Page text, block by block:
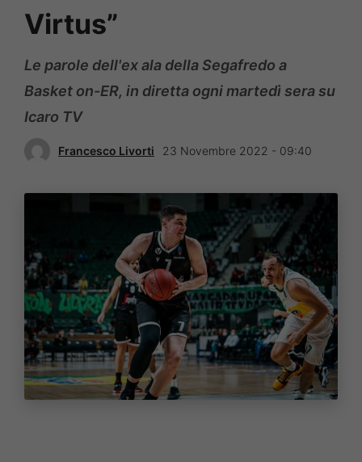
Virtus”
Le parole dell'ex ala della Segafredo a
Basket on-ER, in diretta ogni martedì sera su
Icaro TV
Francesco Livorti 23 Novembre 2022 - 09:40